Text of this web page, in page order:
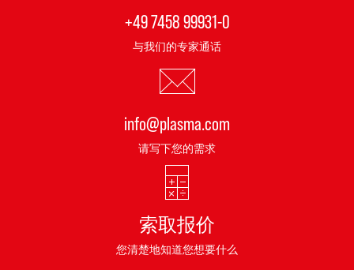
+49 7458 99931-0
与我们的专家通话
info@plasma.com
请写下您的需求
索取报价
您清楚地知道您想要什么